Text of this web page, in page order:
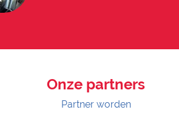
Onze partners
Partner worden